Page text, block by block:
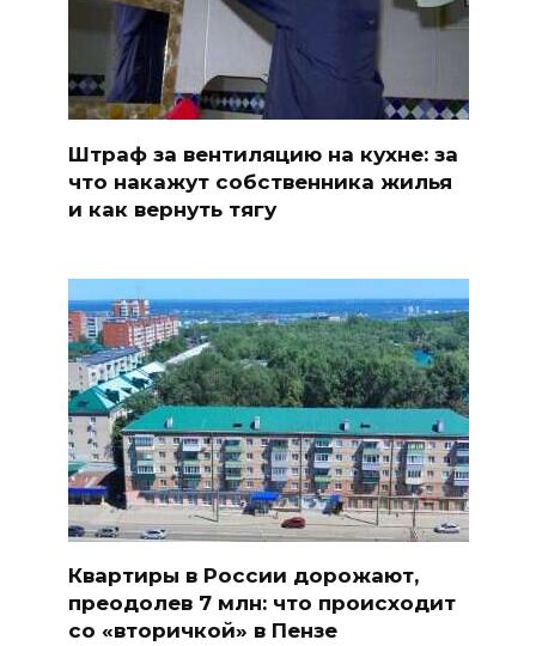
Штраф за вентиляцию на кухне: за
что накажут собственника жилья
и как вернуть тягу
Квартиры в России дорожают,
преодолев 7 млн: что происходит
со «вторичкой» в Пензе